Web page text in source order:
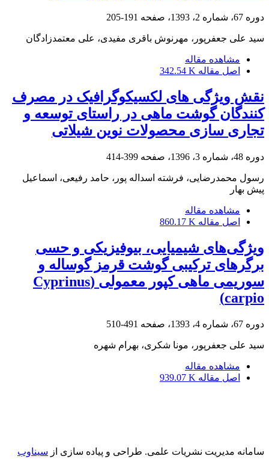
دوره 67، شماره 2، 1393، صفحه 191-205
سید علی جعفرپور، مهرنوش باقری مفیدی، علی معتمدزادگان
مشاهده مقاله
اصل مقاله 342.54 K
نقش ویژگی های لکسیکوگرافیک در مصرف
کنندگان گوشت ماهی در راستای توسعه و
تجاری سازی محصولات نوین شیلاتی
دوره 48، شماره 3، 1396، صفحه 399-414
رسول محمدرضایی، فرشته اسداله پور، حامد رفیعی، اسماعیل
پیش بهار
مشاهده مقاله
اصل مقاله 860.17 K
ویژگی‌های شیمیایی، بیوفیزیکی و حسی
برگرهای ترکیبی گوشت قرمز گوساله و
سوریمی ماهی کپور معمولی (Cyprinus
carpio)
دوره 67، شماره 4، 1393، صفحه 491-510
سید علی جعفرپور، مونا شکری، بهرام شهره
مشاهده مقاله
اصل مقاله 939.07 K
سامانه مدیریت نشریات علمی. طراحی و پیاده سازی از سیناوب